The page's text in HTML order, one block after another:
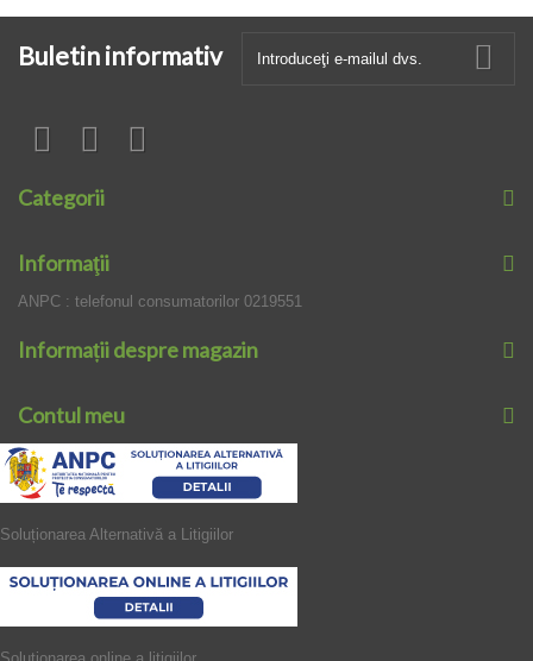
Buletin informativ
Categorii
Informaţii
ANPC : telefonul consumatorilor 0219551
Informații despre magazin
Contul meu
Soluționarea Alternativă a Litigiilor